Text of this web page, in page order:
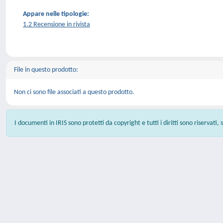
Appare nelle tipologie:
1.2 Recensione in rivista
File in questo prodotto:
Non ci sono file associati a questo prodotto.
I documenti in IRIS sono protetti da copyright e tutti i diritti sono riservati,